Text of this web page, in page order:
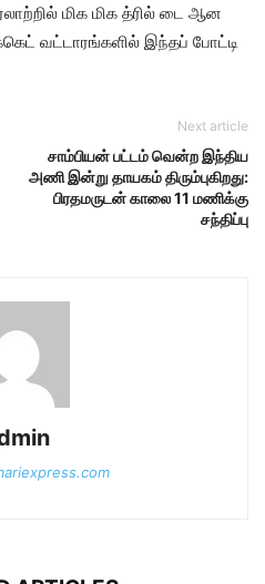
மிக மிக த்ரில் டை ஆன
வட்டாரங்களில் இந்தப் போட்டி
Next article
சாம்பியன் பட்டம் வென்ற இந்திய
அணி இன்று தாயகம் திரும்புகிறது:
பிரதமருடன் காலை 11 மணிக்கு
சந்திப்பு